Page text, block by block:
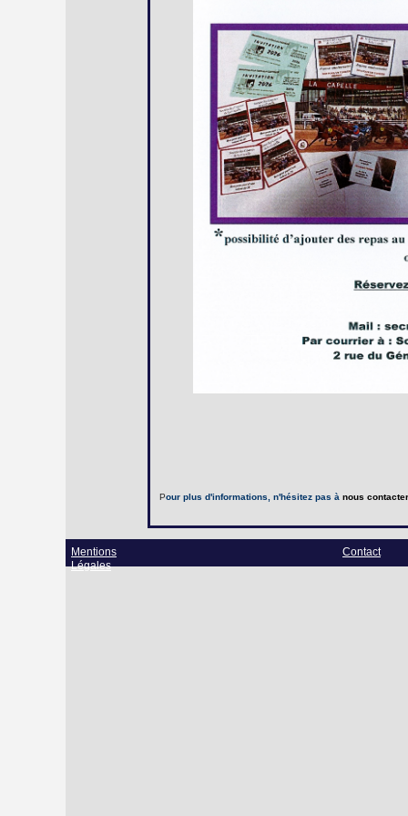
Pour plus d'informations, n'hésitez pas ànous
Mentions
Légales
Contact